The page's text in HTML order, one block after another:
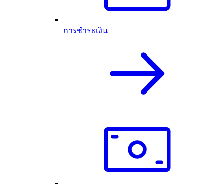
การชำระเงิน